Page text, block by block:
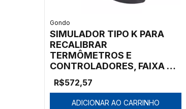
Gondo
SIMULADOR TIPO K PARA
RECALIBRAR
TERMÔMETROS E
CONTROLADORES, FAIXA DE
0°C, 100°C, 500°C E 1000°C
- MODELO 601K
R$572,57
ADICIONAR AO CARRINHO